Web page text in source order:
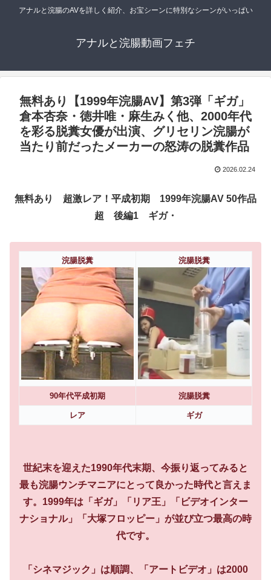
アナルと浣腸のAVを詳しく紹介、お宝シーンに特別なシーンがいっぱい
アナルと浣腸動画フェチ
無料あり【1999年浣腸AV】第3弾「ギガ」
倉本杏奈・徳井唯・麻生みく他、2000年代
を彩る脱糞女優が出演、グリセリン浣腸が
当たり前だったメーカーの怒涛の脱糞作品
2026.02.24
無料あり 超激レア！平成初期 1999年浣腸AV 50作品
超 後編1 ギガ・
浣腸脱糞 浣腸脱糞
90年代平成初期 浣腸脱糞
レア ギガ
世紀末を迎えた1990年代末期、今振り返ってみると
最も浣腸ウンチマニアにとって良かった時代と言えま
す。1999年は「ギガ」「リア王」「ビデオインター
ナショナル」「大塚フロッピー」が並び立つ最高の時
代です。
「シネマジック」は順調、「アートビデオ」は2000